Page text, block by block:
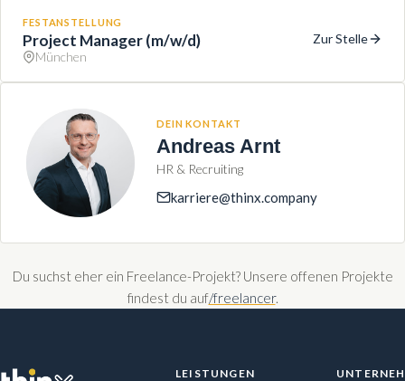
FESTANSTELLUNG
Project Manager (m/w/d)
München
Zur Stelle
DEIN KONTAKT
Andreas Arnt
HR & Recruiting
karriere@thinx.company
Du suchst eher ein Freelance-Projekt? Unsere offenen Projekte
findest du auf/freelancer.
LEISTUNGEN